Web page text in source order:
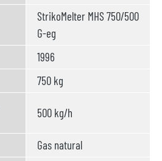
StrikoMelter MHS 750/500
G-eg
1996
750 kg
500 kg/h
Gas natural